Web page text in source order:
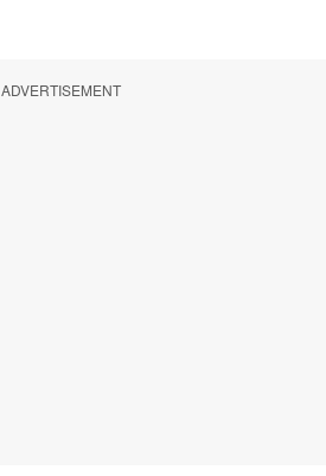
ADVERTISEMENT